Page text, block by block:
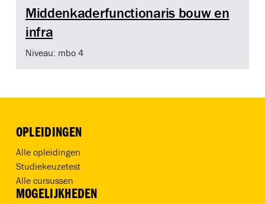
Middenkaderfunctionaris bouw en
infra
Niveau: mbo 4
OPLEIDINGEN
Alle opleidingen
Studiekeuzetest
Alle cursussen
MOGELIJKHEDEN